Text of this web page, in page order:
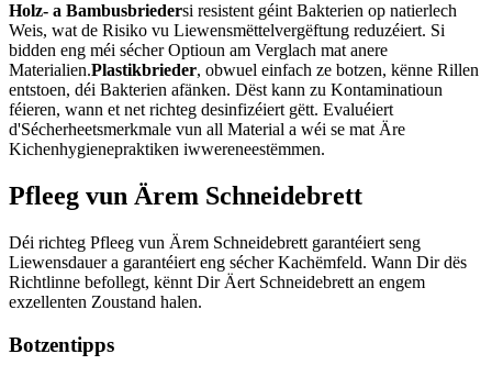
Holz- a Bambusbriedersi resistent géint Bakterien op natierlech
Weis, wat de Risiko vu Liewensmëttelvergëftung reduzéiert. Si
bidden eng méi sécher Optioun am Verglach mat anere
Materialien.Plastikbrieder, obwuel einfach ze botzen, kënne Rillen
entstoen, déi Bakterien afänken. Dëst kann zu Kontaminatioun
féieren, wann et net richteg desinfizéiert gëtt. Evaluéiert
d'Sécherheetsmerkmale vun all Material a wéi se mat Äre
Kichenhygienepraktiken iwwereneestëmmen.
Pfleeg vun Ärem Schneidebrett
Déi richteg Pfleeg vun Ärem Schneidebrett garantéiert seng
Liewensdauer a garantéiert eng sécher Kachëmfeld. Wann Dir dës
Richtlinne befollegt, kënnt Dir Äert Schneidebrett an engem
exzellenten Zoustand halen.
Botzentipps